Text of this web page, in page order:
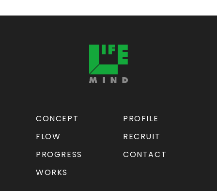
CONCEPT
PROFILE
FLOW
RECRUIT
PROGRESS
CONTACT
WORKS